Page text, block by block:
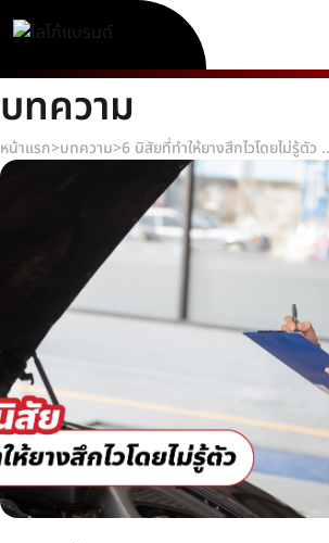
บทความ
หน้าแรก>บทความ> 6 นิสัยที่ทำให้